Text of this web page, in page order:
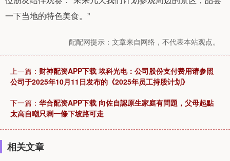
一下当地的特色美食。”
配配网提示：文章来自网络，不代表本站观点。
上一篇： 财神配资APP下载 埃科光电：公司股份支付费用请参照
公司于2025年10月11日发布的《2025年员工持股计划》
下一篇： 华合配资APP下载 向佐自認原生家庭有問題，父母起點
太高自嘲只剩一條下坡路可走
相关文章